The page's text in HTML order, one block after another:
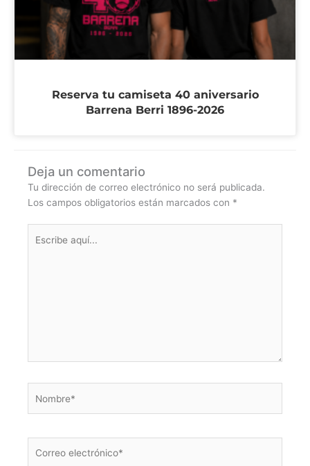
Reserva tu camiseta 40 aniversario
Barrena Berri 1896-2026
Deja un comentario
Tu dirección de correo electrónico no será publicada.
Los campos obligatorios están marcados con *
aquí...
electrónico*